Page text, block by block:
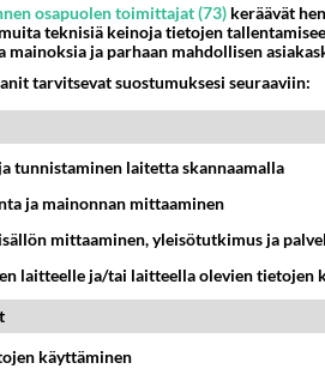
parisuhteessa?
Sinkut
ei mene hyvin
liian pitkä koulumatka
Lieksa
Aitolehden isäpuoli on
Kotimaiset julkkisjuorut
osapuolen toimittajat (73) keräävät
teknisiä keinoja tietojen
ja parhaan mahdollisen
tarvitsevat suostumuksesi seuraaviin:
tunnistaminen laitetta skannaamalla
ja mainonnan mittaaminen
mittaaminen, yleisötutkimus ja
laitteelle ja/tai laitteella olevien tietojen
käyttäminen